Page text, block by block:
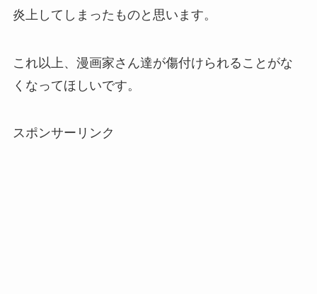
炎上してしまったものと思います。
これ以上、漫画家さん達が傷付けられることがな
くなってほしいです。
スポンサーリンク